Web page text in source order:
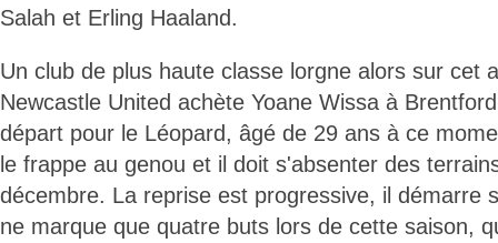
Salah et Erling Haaland.
Un club de plus haute classe lorgne alors sur cet
Newcastle United achète Yoane Wissa à
départ pour le Léopard, âgé de 29 ans à ce
le frappe au genou et il doit s'absenter des
décembre. La reprise est progressive, il démarre
ne marque que quatre buts lors de cette saison,